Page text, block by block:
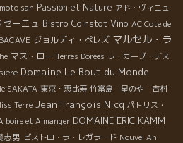
san Passion et Nature アド・ヴィニュ
ーニュ Bistro Coinstot Vino AC Cote de
ジョルディ・ペレズ マルセル・ラ
マス・ロー Terres Dorées ラ・カーブ・デス
Domaine Le Bout du Monde
SAKATA 東京・恵比寿 竹富島・星のや・吉村
Terre Jean François Nicq パトリス・
boire et A manger DOMAINE ERIC KAMM
志男 ビストロ・ラ・レガラード Nouvel An